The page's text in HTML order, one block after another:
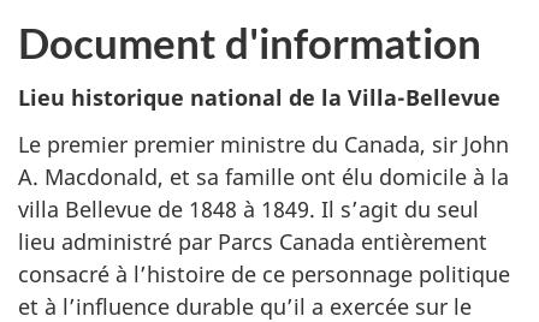
Document d'information
Lieu historique national de la Villa-Bellevue
Le premier premier ministre du Canada, sir John
A. Macdonald, et sa famille ont élu domicile à la
villa Bellevue de 1848 à 1849. Il s’agit du seul
lieu administré par Parcs Canada entièrement
consacré à l’histoire de ce personnage politique
et à l’influence durable qu’il a exercée sur le